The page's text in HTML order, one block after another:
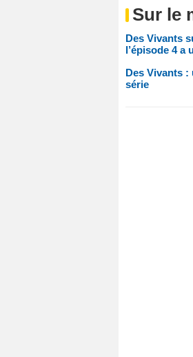
Sur le
Des Vivants
l’épisode 4 a
Des Vivants :
série